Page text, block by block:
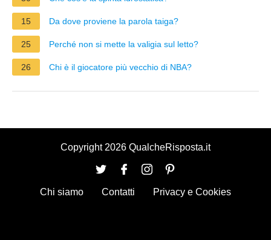
15 Da dove proviene la parola taiga?
25 Perché non si mette la valigia sul letto?
26 Chi è il giocatore più vecchio di NBA?
Copyright 2026 QualcheRisposta.it
Chi siamo Contatti Privacy e Cookies